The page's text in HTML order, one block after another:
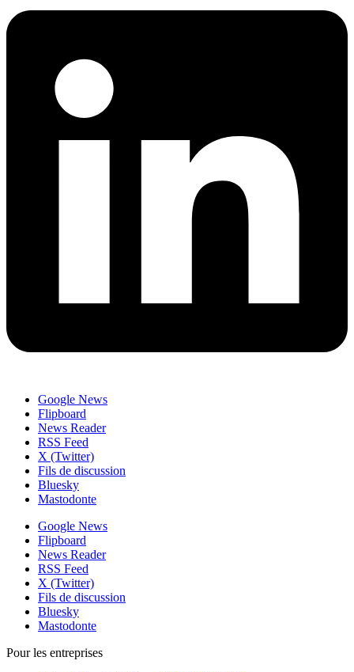
Google News
Flipboard
News Reader
RSS Feed
X (Twitter)
Fils de discussion
Bluesky
Mastodonte
Google News
Flipboard
News Reader
RSS Feed
X (Twitter)
Fils de discussion
Bluesky
Mastodonte
Pour les entreprises